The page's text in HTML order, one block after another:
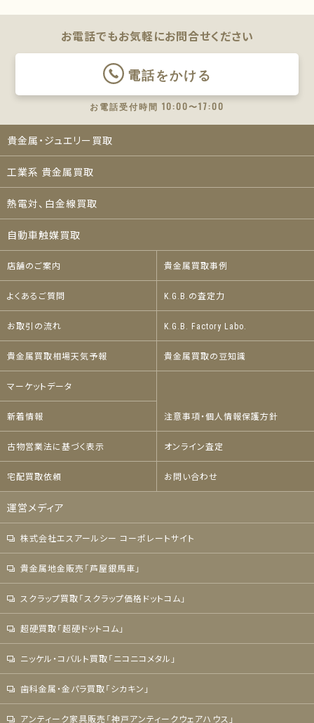
お電話でもお気軽にお問合せください
電話をかける
お電話受付時間 10:00〜17:00
貴金属・ジュエリー買取
工業系 貴金属買取
熱電対、白金線買取
自動車触媒買取
店舗のご案内 貴金属買取事例
よくあるご質問 K.G.B.の査定力
お取引の流れ K.G.B. Factory Labo.
貴金属買取相場天気予報 貴金属買取の豆知識
マーケットデータ
新着情報 注意事項・個人情報保護方針
古物営業法に基づく表示 オンライン査定
宅配買取依頼 お問い合わせ
運営メディア
株式会社エスアールシー コーポレートサイト
貴金属地金販売「芦屋銀馬車」
スクラップ買取「スクラップ価格ドットコム」
超硬買取「超硬ドットコム」
ニッケル・コバルト買取「ニコニコメタル」
歯科金属・金パラ買取「シカキン」
アンティーク家具販売「神戸アンティークウェアハウス」